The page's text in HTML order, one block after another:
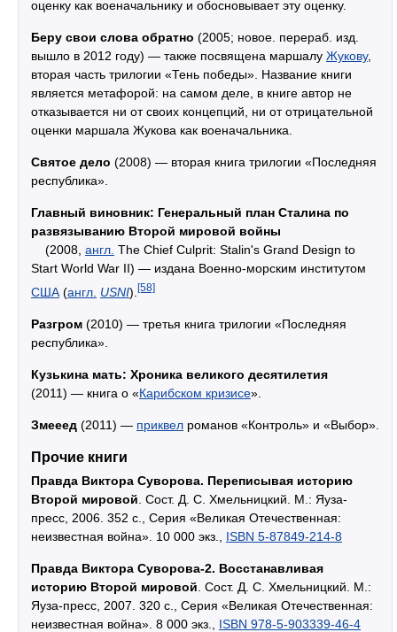
оценку как военачальнику и обосновывает эту оценку.
Беру свои слова обратно (2005; новое. перераб. изд.
вышло в 2012 году) — также посвящена маршалу Жукову,
вторая часть трилогии «Тень победы». Название книги
является метафорой: на самом деле, в книге автор не
отказывается ни от своих концепций, ни от отрицательной
оценки маршала Жукова как военачальника.
Святое дело (2008) — вторая книга трилогии «Последняя
республика».
Главный виновник: Генеральный план Сталина по
развязыванию Второй мировой войны
(2008, англ. The Chief Culprit: Stalin's Grand Design to
Start World War II) — издана Военно-морским институтом
США (англ. USNI). [58]
Разгром (2010) — третья книга трилогии «Последняя
республика».
Кузькина мать: Хроника великого десятилетия
(2011) — книга о «Карибском кризисе».
Змееед (2011) — приквел романов «Контроль» и «Выбор».
Прочие книги
Правда Виктора Суворова. Переписывая историю
Второй мировой . Сост. Д. С. Хмельницкий. М.: Яуза-
пресс, 2006. 352 с., Серия «Великая Отечественная:
неизвестная война». 10 000 экз., ISBN 5-87849-214-8
Правда Виктора Суворова-2. Восстанавливая
историю Второй мировой . Сост. Д. С. Хмельницкий. М.:
Яуза-пресс, 2007. 320 с., Серия «Великая Отечественная:
неизвестная война». 8 000 экз., ISBN 978-5-903339-46-4